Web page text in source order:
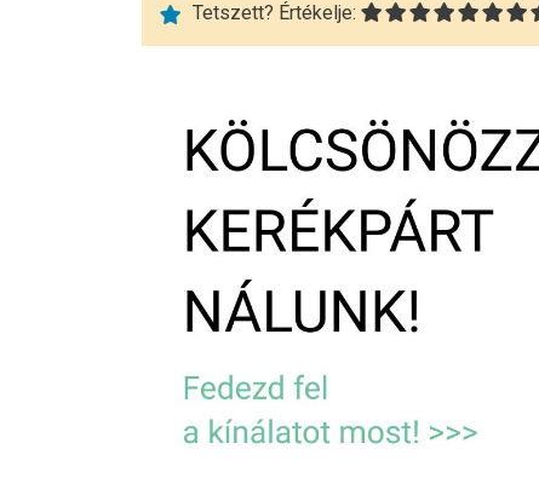
Tetszett? Értékelje: